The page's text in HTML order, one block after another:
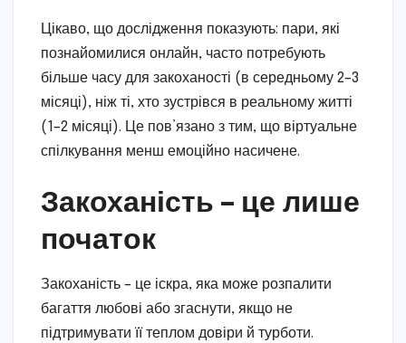
Цікаво, що дослідження показують: пари, які
познайомилися онлайн, часто потребують
більше часу для закоханості (в середньому 2–3
місяці), ніж ті, хто зустрівся в реальному житті
(1–2 місяці). Це пов’язано з тим, що віртуальне
спілкування менш емоційно насичене.
Закоханість – це лише
початок
Закоханість – це іскра, яка може розпалити
багаття любові або згаснути, якщо не
підтримувати її теплом довіри й турботи.